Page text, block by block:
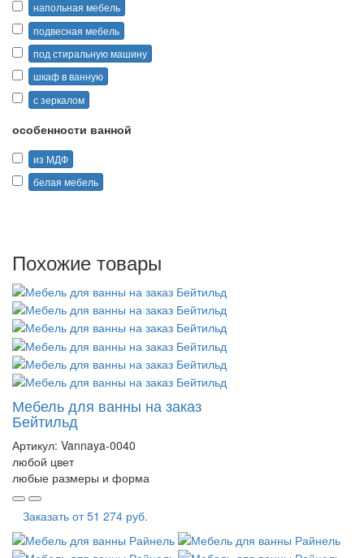
напольная мебель
подвесная мебель
под стиральную машину
шкаф в ванную
с зеркалом
особенности ванной
из МДФ
белая мебель
Похожие товары
Мебель для ванны на заказ
Бейтильд
Артикул: Vannaya-0040
любой цвет
любые размеры и форма
Заказать от51 274 руб.